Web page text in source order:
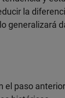
la
generalizará
el paso